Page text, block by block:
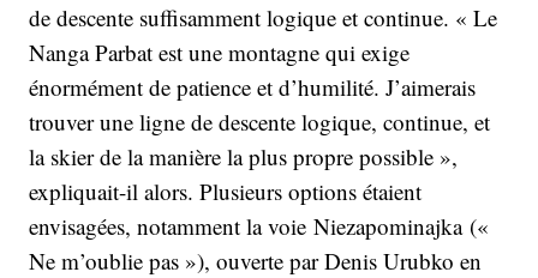
de descente suffisamment logique et continue. « Le
Nanga Parbat est une montagne qui exige
énormément de patience et d’humilité. J’aimerais
trouver une ligne de descente logique, continue, et
la skier de la manière la plus propre possible »,
expliquait-il alors. Plusieurs options étaient
envisagées, notamment la voie Niezapominajka («
Ne m’oublie pas »), ouverte par Denis Urubko en